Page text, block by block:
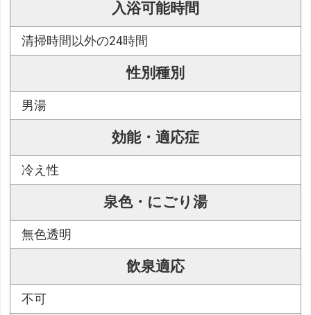
入浴可能時間
清掃時間以外の24時間
性別種別
男湯
効能・適応症
冷え性
泉色・にごり湯
無色透明
飲泉適応
不可